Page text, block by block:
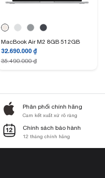
MacBook Air M2 8GB 512GB
32.690.000 ₫
35.490.000₫
Phân phối chính hãng
Cam kết xuất xứ rõ ràng
Chính sách bảo hành
12 tháng chính hãng